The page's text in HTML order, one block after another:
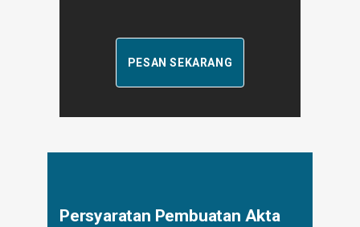
PESAN SEKARANG
Persyaratan Pembuatan Akta